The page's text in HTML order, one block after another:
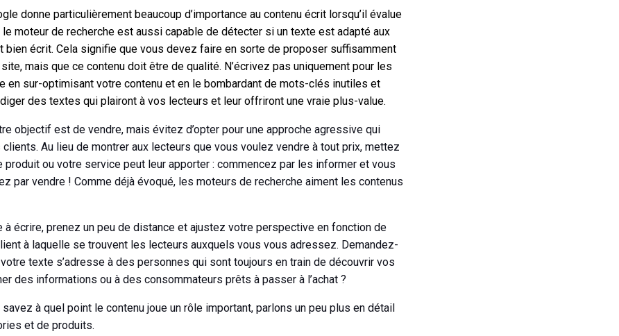
donne particulièrement beaucoup d’importance au contenu écrit lorsqu’il évalue
moteur de recherche est aussi capable de détecter si un texte est adapté aux
bien écrit. Cela signifie que vous devez faire en sorte de proposer suffisamment
mais que ce contenu doit être de qualité. N’écrivez pas uniquement pour les
en sur-optimisant votre contenu et en le bombardant de mots-clés inutiles et
des textes qui plairont à vos lecteurs et leur offriront une vraie plus-value.
objectif est de vendre, mais évitez d’opter pour une approche agressive qui
Au lieu de montrer aux lecteurs que vous voulez vendre à tout prix, mettez
produit ou votre service peut leur apporter : commencez par les informer et vous
par vendre ! Comme déjà évoqué, les moteurs de recherche aiment les contenus
à écrire, prenez un peu de distance et ajustez votre perspective en fonction de
à laquelle se trouvent les lecteurs auxquels vous vous adressez. Demandez-
texte s’adresse à des personnes qui sont toujours en train de découvrir vos
des informations ou à des consommateurs prêts à passer à l’achat ?
à quel point le contenu joue un rôle important, parlons un peu plus en détail
et de produits.